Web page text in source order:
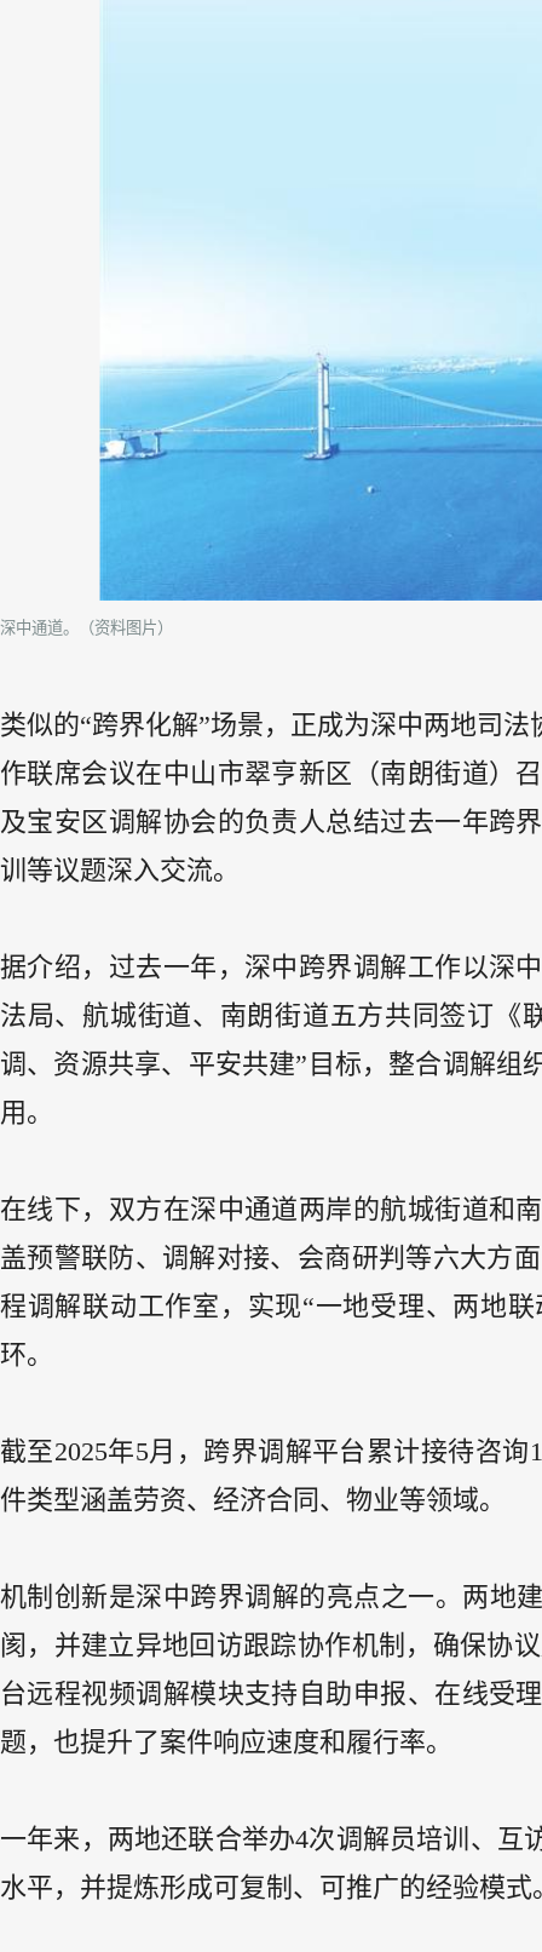
深中通道。（资料图片）
类似的“跨界化解”场景，正成为深中两地司
作联席会议在中山市翠亨新区（南朗街道）
及宝安区调解协会的负责人总结过去一年跨
训等议题深入交流。
据介绍，过去一年，深中跨界调解工作以深
法局、航城街道、南朗街道五方共同签订《
调、资源共享、平安共建”目标，整合调解
用。
在线下，双方在深中通道两岸的航城街道和
盖预警联防、调解对接、会商研判等六大方
程调解联动工作室，实现“一地受理、两地
环。
截至2025年5月，跨界调解平台累计接待咨
件类型涵盖劳资、经济合同、物业等领域。
机制创新是深中跨界调解的亮点之一。两地
阂，并建立异地回访跟踪协作机制，确保协
台远程视频调解模块支持自助申报、在线受
题，也提升了案件响应速度和履行率。
一年来，两地还联合举办4次调解员培训、
水平，并提炼形成可复制、可推广的经验模式